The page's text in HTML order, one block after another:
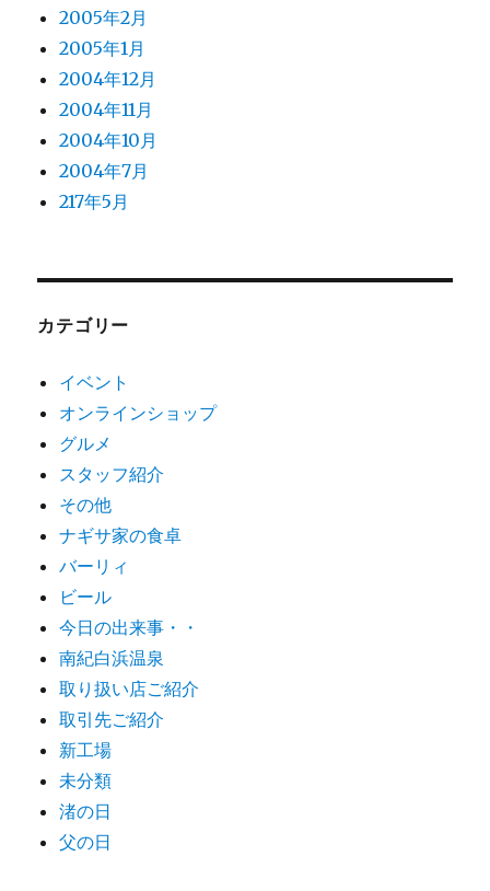
2005年2月
2005年1月
2004年12月
2004年11月
2004年10月
2004年7月
217年5月
カテゴリー
イベント
オンラインショップ
グルメ
スタッフ紹介
その他
ナギサ家の食卓
バーリィ
ビール
今日の出来事・・
南紀白浜温泉
取り扱い店ご紹介
取引先ご紹介
新工場
未分類
渚の日
父の日